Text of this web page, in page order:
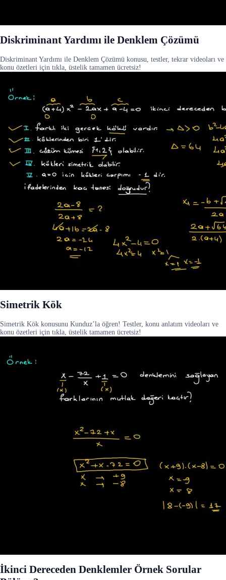
Diskriminant Yardımı ile Denklem Çözümü
Diskriminant Yardımı ile Denklem Çözümü konusu, testler, tekrar videoları ve
konu özetleri için tıkla, üstelik tamamen ücretsiz!
Simetrik Kök
Simetrik Kök konusunu Kunduz’la öğren! Testler, konu anlatım videoları ve
konu özetleri için tıkla, üstelik tamamen ücretsiz!
İkinci Dereceden Denklemler Örnek Sorular